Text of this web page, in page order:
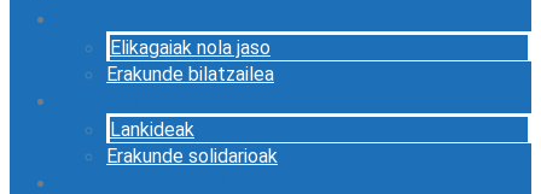
Elikagaiak nola jaso
Erakunde bilatzailea
Lankideak
Erakunde solidarioak